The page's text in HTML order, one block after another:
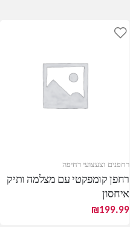
רחפנים וצעצועי רחיפה
רחפן קומפקטי עם מצלמה ותיק
איחסון
₪199.99